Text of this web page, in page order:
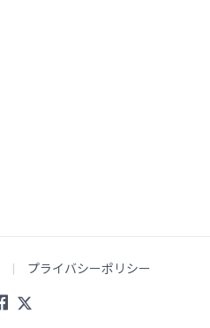
プライバシーポリシー